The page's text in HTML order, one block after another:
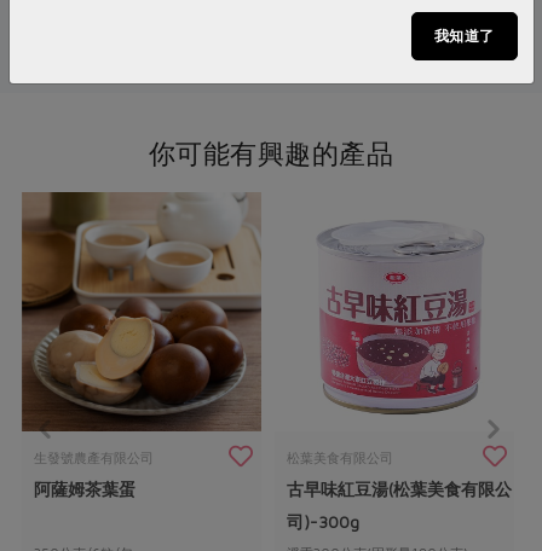
你可能有興趣的產品
生發號農產有限公司
阿薩姆茶葉蛋
松葉美食有限公司
古早味紅豆湯(松葉美食有限公
司)-300g
我知道了